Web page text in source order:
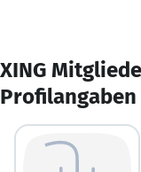
XING
Profilangaben